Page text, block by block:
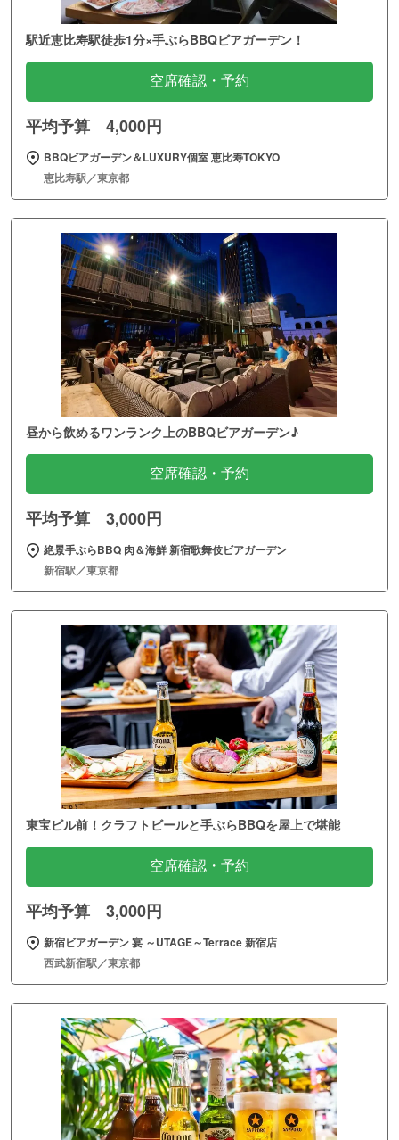
駅近恵比寿駅徒歩1分×手ぶらBBQビアガーデン！
空席確認・予約
平均予算 4,000円
BBQビアガーデン＆LUXURY個室 恵比寿TOKYO
恵比寿駅／東京都
昼から飲めるワンランク上のBBQビアガーデン♪
空席確認・予約
平均予算 3,000円
絶景手ぶらBBQ 肉＆海鮮 新宿歌舞伎ビアガーデン
新宿駅／東京都
東宝ビル前！クラフトビールと手ぶらBBQを屋上で堪能
空席確認・予約
平均予算 3,000円
新宿ビアガーデン 宴 ～UTAGE～Terrace 新宿店
西武新宿駅／東京都